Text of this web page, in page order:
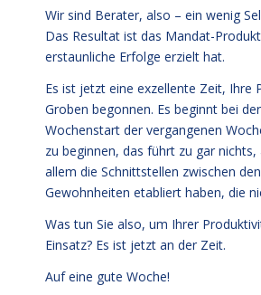
Wir sind Berater, also – ein wenig
Das Resultat ist das Mandat-
erstaunliche Erfolge erzielt hat.
Es ist jetzt eine exzellente Zeit, Ihre
Groben begonnen. Es beginnt bei
Wochenstart der vergangenen
zu beginnen, das führt zu gar
allem die Schnittstellen zwischen
Gewohnheiten etabliert haben, die
Was tun Sie also, um Ihrer
Einsatz? Es ist jetzt an der Zeit.
Auf eine gute Woche!